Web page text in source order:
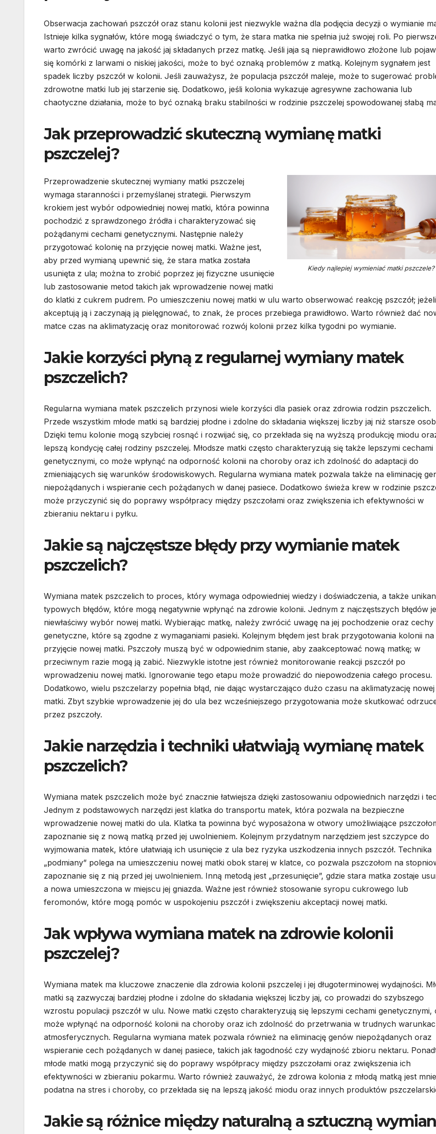
Obserwacja zachowań pszczół oraz stanu kolonii jest niezwykle ważna dla podjęcia decyzji o wymianie
Istnieje kilka sygnałów, które mogą świadczyć o tym, że stara matka nie spełnia już swojej roli. Po
warto zwrócić uwagę na jakość jaj składanych przez matkę. Jeśli jaja są nieprawidłowo złożone lub
się komórki z larwami o niskiej jakości, może to być oznaką problemów z matką. Kolejnym sygnałem jest
spadek liczby pszczół w kolonii. Jeśli zauważysz, że populacja pszczół maleje, może to sugerować
zdrowotne matki lub jej starzenie się. Dodatkowo, jeśli kolonia wykazuje agresywne zachowania lub
chaotyczne działania, może to być oznaką braku stabilności w rodzinie pszczelej spowodowanej słabą
Jak przeprowadzić skuteczną wymianę matki
pszczelej?
Kiedy najlepiej wymieniać matki pszczele?
Przeprowadzenie skutecznej wymiany matki pszczelej
wymaga staranności i przemyślanej strategii. Pierwszym
krokiem jest wybór odpowiedniej nowej matki, która powinna
pochodzić z sprawdzonego źródła i charakteryzować się
pożądanymi cechami genetycznymi. Następnie należy
przygotować kolonię na przyjęcie nowej matki. Ważne jest,
aby przed wymianą upewnić się, że stara matka została
usunięta z ula; można to zrobić poprzez jej fizyczne usunięcie
lub zastosowanie metod takich jak wprowadzenie nowej matki
do klatki z cukrem pudrem. Po umieszczeniu nowej matki w ulu warto obserwować reakcję pszczół; jeżeli
akceptują ją i zaczynają ją pielęgnować, to znak, że proces przebiega prawidłowo. Warto również dać
matce czas na aklimatyzację oraz monitorować rozwój kolonii przez kilka tygodni po wymianie.
Jakie korzyści płyną z regularnej wymiany matek
pszczelich?
Regularna wymiana matek pszczelich przynosi wiele korzyści dla pasiek oraz zdrowia rodzin pszczelich.
Przede wszystkim młode matki są bardziej płodne i zdolne do składania większej liczby jaj niż starsze
Dzięki temu kolonie mogą szybciej rosnąć i rozwijać się, co przekłada się na wyższą produkcję miodu
lepszą kondycję całej rodziny pszczelej. Młodsze matki często charakteryzują się także lepszymi cechami
genetycznymi, co może wpłynąć na odporność kolonii na choroby oraz ich zdolność do adaptacji do
zmieniających się warunków środowiskowych. Regularna wymiana matek pozwala także na eliminację
niepożądanych i wspieranie cech pożądanych w danej pasiece. Dodatkowo świeża krew w rodzinie
może przyczynić się do poprawy współpracy między pszczołami oraz zwiększenia ich efektywności w
zbieraniu nektaru i pyłku.
Jakie są najczęstsze błędy przy wymianie matek
pszczelich?
Wymiana matek pszczelich to proces, który wymaga odpowiedniej wiedzy i doświadczenia, a także
typowych błędów, które mogą negatywnie wpłynąć na zdrowie kolonii. Jednym z najczęstszych błędów
niewłaściwy wybór nowej matki. Wybierając matkę, należy zwrócić uwagę na jej pochodzenie oraz cechy
genetyczne, które są zgodne z wymaganiami pasieki. Kolejnym błędem jest brak przygotowania kolonii na
przyjęcie nowej matki. Pszczoły muszą być w odpowiednim stanie, aby zaakceptować nową matkę; w
przeciwnym razie mogą ją zabić. Niezwykle istotne jest również monitorowanie reakcji pszczół po
wprowadzeniu nowej matki. Ignorowanie tego etapu może prowadzić do niepowodzenia całego procesu.
Dodatkowo, wielu pszczelarzy popełnia błąd, nie dając wystarczająco dużo czasu na aklimatyzację nowej
matki. Zbyt szybkie wprowadzenie jej do ula bez wcześniejszego przygotowania może skutkować
przez pszczoły.
Jakie narzędzia i techniki ułatwiają wymianę matek
pszczelich?
Wymiana matek pszczelich może być znacznie łatwiejsza dzięki zastosowaniu odpowiednich narzędzi i
Jednym z podstawowych narzędzi jest klatka do transportu matek, która pozwala na bezpieczne
wprowadzenie nowej matki do ula. Klatka ta powinna być wyposażona w otwory umożliwiające
zapoznanie się z nową matką przed jej uwolnieniem. Kolejnym przydatnym narzędziem jest szczypce do
wyjmowania matek, które ułatwiają ich usunięcie z ula bez ryzyka uszkodzenia innych pszczół. Technika
„podmiany” polega na umieszczeniu nowej matki obok starej w klatce, co pozwala pszczołom na
zapoznanie się z nią przed jej uwolnieniem. Inną metodą jest „przesunięcie”, gdzie stara matka zostaje
a nowa umieszczona w miejscu jej gniazda. Ważne jest również stosowanie syropu cukrowego lub
feromonów, które mogą pomóc w uspokojeniu pszczół i zwiększeniu akceptacji nowej matki.
Jak wpływa wymiana matek na zdrowie kolonii
pszczelej?
Wymiana matek ma kluczowe znaczenie dla zdrowia kolonii pszczelej i jej długoterminowej wydajności.
matki są zazwyczaj bardziej płodne i zdolne do składania większej liczby jaj, co prowadzi do szybszego
wzrostu populacji pszczół w ulu. Nowe matki często charakteryzują się lepszymi cechami genetycznymi,
może wpłynąć na odporność kolonii na choroby oraz ich zdolność do przetrwania w trudnych
atmosferycznych. Regularna wymiana matek pozwala również na eliminację genów niepożądanych oraz
wspieranie cech pożądanych w danej pasiece, takich jak łagodność czy wydajność zbioru nektaru.
młode matki mogą przyczynić się do poprawy współpracy między pszczołami oraz zwiększenia ich
efektywności w zbieraniu pokarmu. Warto również zauważyć, że zdrowa kolonia z młodą matką jest
podatna na stres i choroby, co przekłada się na lepszą jakość miodu oraz innych produktów
Jakie są różnice między naturalną a sztuczną